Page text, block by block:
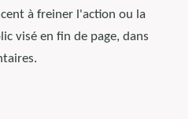
à freiner l'action ou la
visé en fin de page, dans